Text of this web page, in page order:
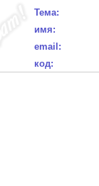
Тема:
имя:
email:
код: